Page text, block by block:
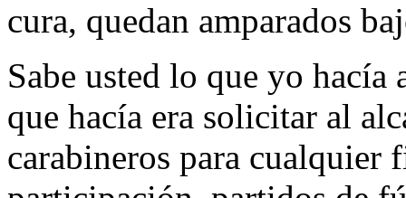
cura, quedan amparados
Sabe usted lo que yo
que hacía era solicitar al
carabineros para cualquier